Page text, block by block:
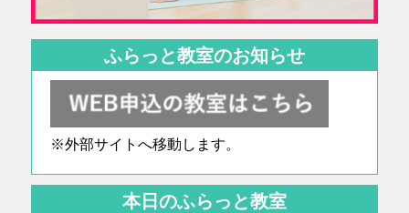
ふらっと教室のお知らせ
※外部サイトへ移動します。
本日のふらっと教室